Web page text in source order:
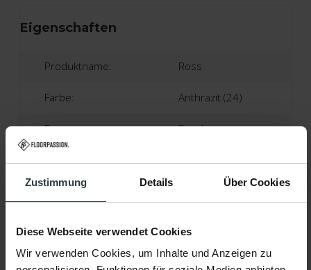
Zustimmung Details Über Cookies
Diese Webseite verwendet Cookies
Wir verwenden Cookies, um Inhalte und Anzeigen zu
Eigenschaften
Produktname: Ross
Farbe: Anthrazit (24)
Form: Rund
Florhöhe: Ca. 5 Zentimeter
Produktionsland: Niederlande